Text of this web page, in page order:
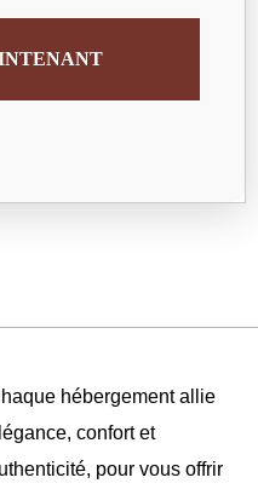
hébergement allie
confort et
pour vous offrir